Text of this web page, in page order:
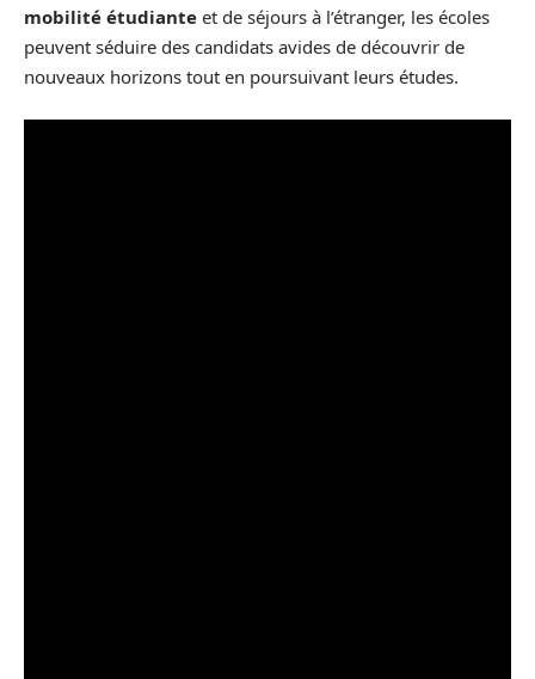
mobilité étudiante et de séjours à l’étranger, les écoles
peuvent séduire des candidats avides de découvrir de
nouveaux horizons tout en poursuivant leurs études.